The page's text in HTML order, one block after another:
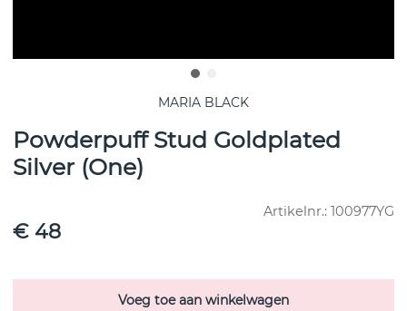
MARIA BLACK
Powderpuff Stud Goldplated
Silver (One)
Artikelnr.: 100977YG
€ 48
Voeg toe aan winkelwagen